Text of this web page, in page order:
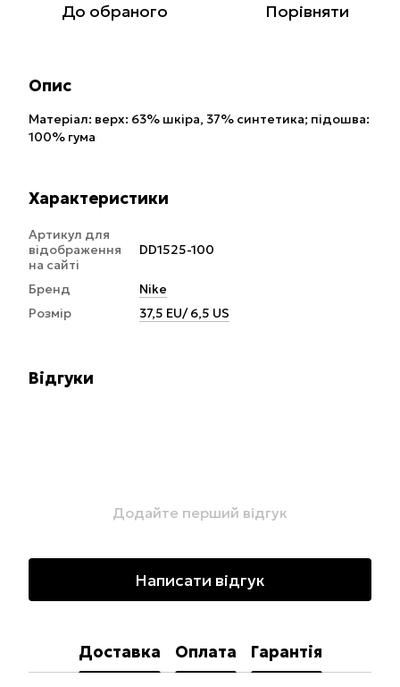
До обраного Порівняти
Опис
Матеріал: верх: 63% шкiра, 37% синтетика; підошва:
100% гума
Характеристики
Артикул для
відображення
на сайті
DD1525-100
Бренд
Nike
Розмір
37,5 EU/ 6,5 US
Відгуки
Додайте перший відгук
Написати відгук
Доставка Оплата Гарантія